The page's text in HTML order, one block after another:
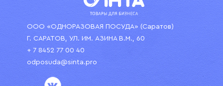
ООО «ОДНОРАЗОВАЯ ПОСУДА» (Саратов)
Г. САРАТОВ, УЛ. ИМ. АЗИНА В.М., 60
+ 7 8452 77 00 40
odposuda@sinta.pro